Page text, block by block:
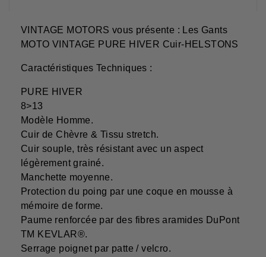
VINTAGE MOTORS vous présente : Les Gants
MOTO VINTAGE PURE HIVER Cuir-HELSTONS
Caractéristiques Techniques :
PURE HIVER
8>13
Modèle Homme.
Cuir de Chèvre & Tissu stretch.
Cuir souple, très résistant avec un aspect
légèrement grainé.
Manchette moyenne.
Protection du poing par une coque en mousse à
mémoire de forme.
Paume renforcée par des fibres aramides DuPont
TM KEVLAR®.
Serrage poignet par patte / velcro.